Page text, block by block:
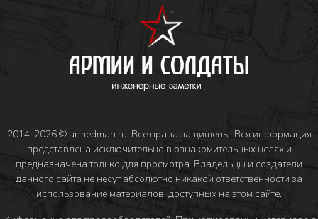
2014-2026 © armedman.ru. Все права защищены. Вся информация
представлена исключительно в ознакомительных целях и
предназначена только для просмотра. Владельцы и создатели
данного сайта не несут абсолютно никакой ответственности за
использование материалов, доступных на этом сайте.